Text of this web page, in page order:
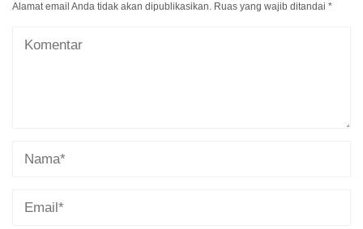
Alamat email Anda tidak akan dipublikasikan. Ruas yang wajib ditandai *